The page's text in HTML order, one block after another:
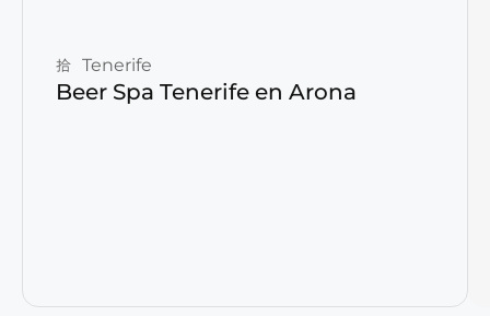
Tenerife
Beer Spa Tenerife en Arona